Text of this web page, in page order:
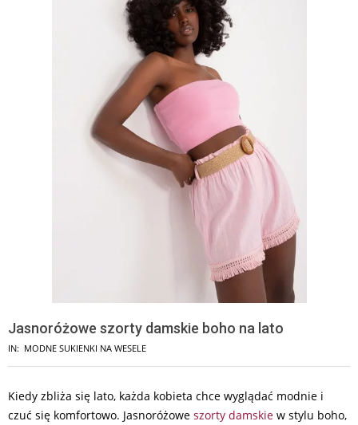
Jasnoróżowe szorty damskie boho na lato
IN: MODNE SUKIENKI NA WESELE
Kiedy zbliża się lato, każda kobieta chce wyglądać modnie i
czuć się komfortowo. Jasnoróżowe szorty damskie w stylu boho,